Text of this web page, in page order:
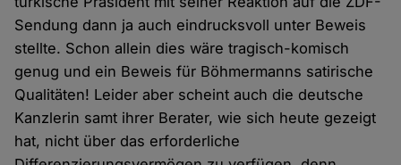
Sendung dann ja auch eindrucksvoll unter Beweis
stellte. Schon allein dies wäre tragisch-komisch
genug und ein Beweis für Böhmermanns satirische
Qualitäten! Leider aber scheint auch die deutsche
Kanzlerin samt ihrer Berater, wie sich heute gezeigt
hat, nicht über das erforderliche